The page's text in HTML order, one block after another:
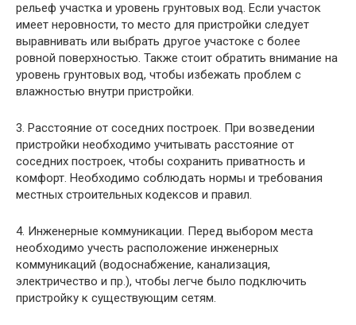
рельеф участка и уровень грунтовых вод. Если участок
имеет неровности, то место для пристройки следует
выравнивать или выбрать другое участоке с более
ровной поверхностью. Также стоит обратить внимание на
уровень грунтовых вод, чтобы избежать проблем с
влажностью внутри пристройки.
3. Расстояние от соседних построек. При возведении
пристройки необходимо учитывать расстояние от
соседних построек, чтобы сохранить приватность и
комфорт. Необходимо соблюдать нормы и требования
местных строительных кодексов и правил.
4. Инженерные коммуникации. Перед выбором места
необходимо учесть расположение инженерных
коммуникаций (водоснабжение, канализация,
электричество и пр.), чтобы легче было подключить
пристройку к существующим сетям.